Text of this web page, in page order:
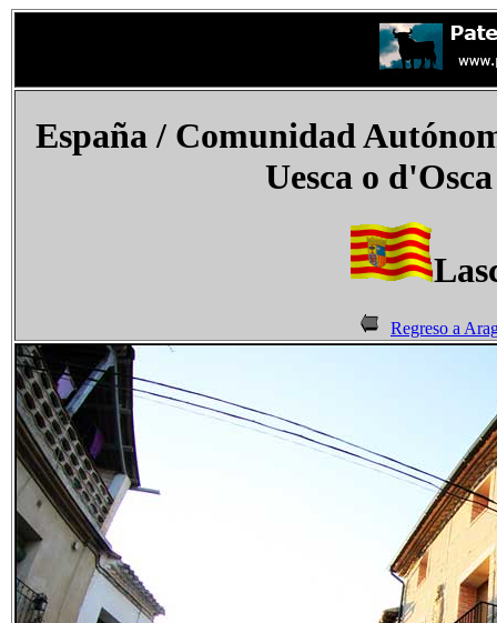
España/ Comunidad
Uesca o d'Osca
Regreso a